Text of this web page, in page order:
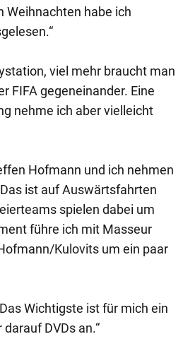
Weihnachten habe ich
viel mehr braucht man
FIFA gegeneinander. Eine
nehme ich aber vielleicht
Hofmann und ich nehmen
ist auf Auswärtsfahrten
spielen dabei um
führe ich mit Masseur
Kulovits um ein paar
Wichtigste ist für mich ein
DVDs an.“